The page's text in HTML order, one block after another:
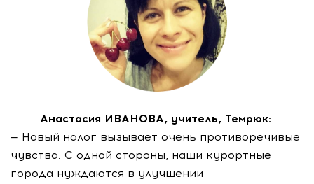
Анастасия ИВАНОВА, учитель, Темрюк:
— Новый налог вызывает очень противоречивые
чувства. С одной стороны, наши курортные
города нуждаются в улучшении